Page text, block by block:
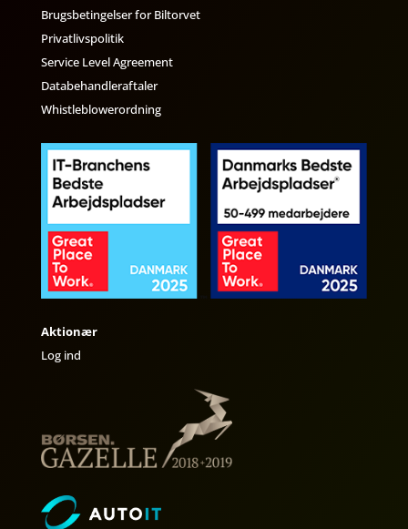
Brugsbetingelser for Biltorvet
Privatlivspolitik
Service Level Agreement
Databehandleraftaler
Whistleblowerordning
Aktionær
Log ind